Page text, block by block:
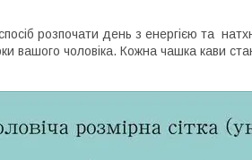
розпочати день з енергією та
вашого чоловіка. Кожна чашка кави